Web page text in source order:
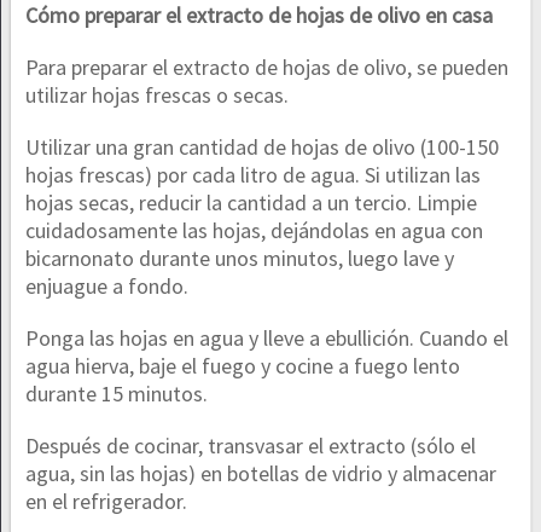
Cómo preparar el extracto de hojas de olivo en casa
Para preparar el extracto de hojas de olivo, se pueden
utilizar hojas frescas o secas.
Utilizar una gran cantidad de hojas de olivo (100-150
hojas frescas) por cada litro de agua. Si utilizan las
hojas secas, reducir la cantidad a un tercio. Limpie
cuidadosamente las hojas, dejándolas en agua con
bicarnonato durante unos minutos, luego lave y
enjuague a fondo.
Ponga las hojas en agua y lleve a ebullición. Cuando el
agua hierva, baje el fuego y cocine a fuego lento
durante 15 minutos.
Después de cocinar, transvasar el extracto (sólo el
agua, sin las hojas) en botellas de vidrio y almacenar
en el refrigerador.